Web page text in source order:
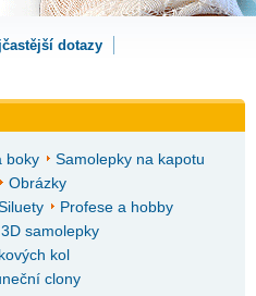
dotazy
boky
Samolepky na kapotu
Obrázky
Profese a hobby
3D samolepky
kol
clony